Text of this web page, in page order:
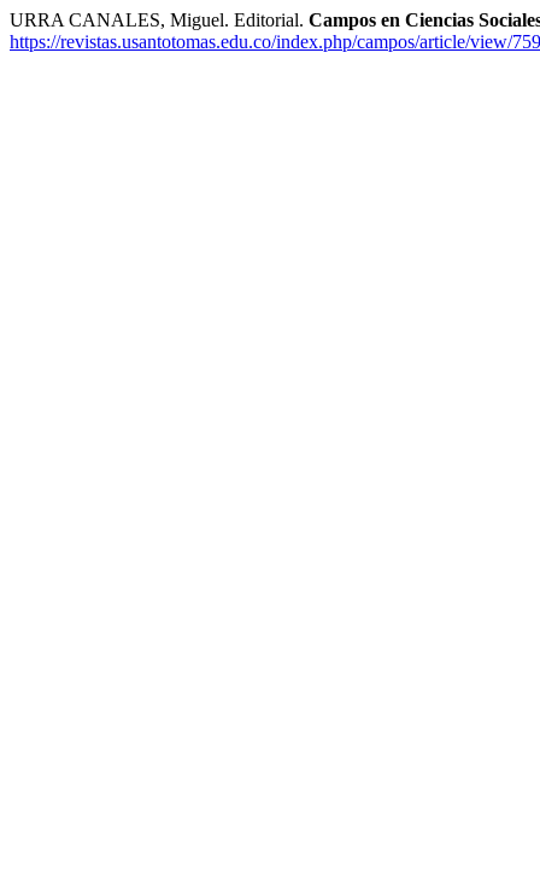
URRA CANALES, Miguel. Editorial. Campos en Ciencias
https://revistas.usantotomas.edu.co/index.php/campos/article/view/